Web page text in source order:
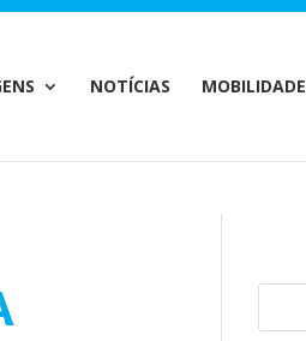
lib/Drewm/MailChimp.php
NOTÍCIAS MOBILIDADE